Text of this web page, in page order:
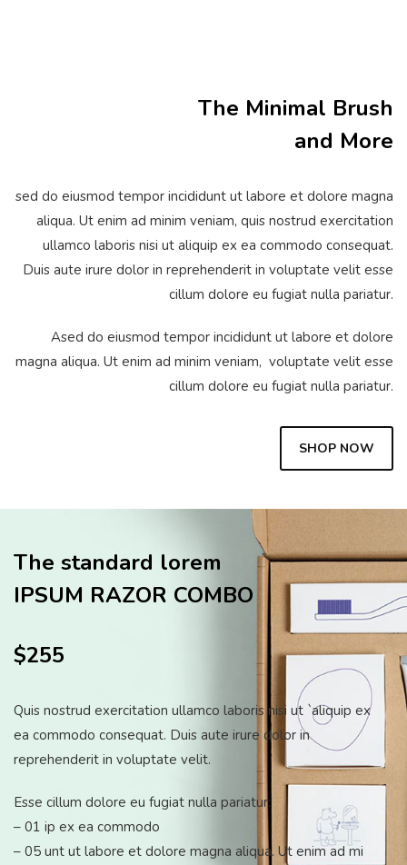
The Minimal Brush
and More
sed do eiusmod tempor incididunt ut labore et dolore magna
aliqua. Ut enim ad minim veniam, quis nostrud exercitation
ullamco laboris nisi ut aliquip ex ea commodo consequat.
Duis aute irure dolor in reprehenderit in voluptate velit esse
cillum dolore eu fugiat nulla pariatur.
Ased do eiusmod tempor incididunt ut labore et dolore
magna aliqua. Ut enim ad minim veniam, voluptate velit esse
cillum dolore eu fugiat nulla pariatur.
SHOP NOW
The standard lorem
IPSUM RAZOR COMBO
$255
Quis nostrud exercitation ullamco laboris nisi ut `aliquip ex
ea commodo consequat. Duis aute irure dolor in
reprehenderit in voluptate velit.
Esse cillum dolore eu fugiat nulla pariatur:
– 01 ip ex ea commodo
– 05 unt ut labore et dolore magna aliqua. Ut enim ad mi